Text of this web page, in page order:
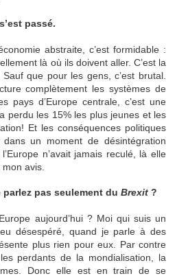
passé.
abstraite, c’est formidable :
là où ils doivent aller. C’est la
que pour les gens, c’est brutal.
complètement les systèmes de
pays d’Europe centrale, c’est une
perdu les 15% les plus jeunes et les
Et les conséquences politiques
un moment de désintégration
n’avait jamais reculé, là elle
avis.
parlez pas seulement du Brexit ?
aujourd’hui ? Moi qui suis un
désespéré, quand je parle à des
plus rien pour eux. Par contre
perdants de la mondialisation, la
Donc elle est en train de se